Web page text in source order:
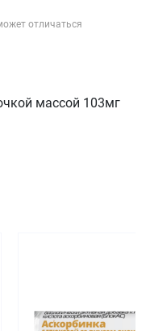
отличаться
массой 103мг